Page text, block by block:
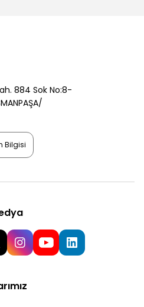
884 Sok No:8-
Bilgisi